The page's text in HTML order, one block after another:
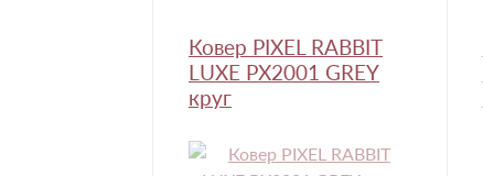
Ковер PIXEL RABBIT
LUXE PX2001 GREY
круг